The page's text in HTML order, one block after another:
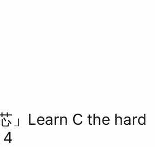
芯」Learn C the hard